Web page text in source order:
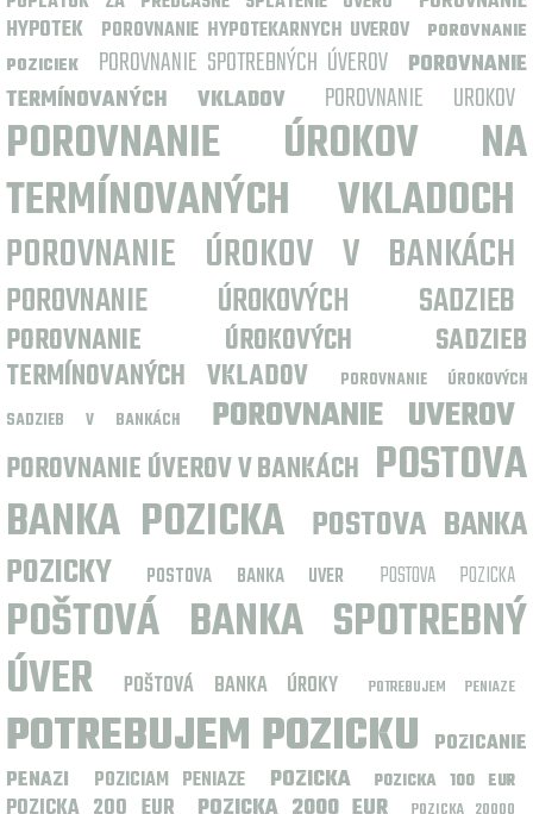
HYPOTEK
POROVNANIE HYPOTEKARNYCH UVEROV
POROVNANIE
POZICIEK
POROVNANIE SPOTREBNÝCH ÚVEROV
POROVNANIE
TERMÍNOVANÝCH VKLADOV
POROVNANIE UROKOV
POROVNANIE ÚROKOV NA
TERMÍNOVANÝCH VKLADOCH
POROVNANIE ÚROKOV V BANKÁCH
POROVNANIE ÚROKOVÝCH SADZIEB
POROVNANIE ÚROKOVÝCH SADZIEB
TERMÍNOVANÝCH VKLADOV
POROVNANIE ÚROKOVÝCH
SADZIEB V BANKÁCH
POROVNANIE UVEROV
POROVNANIE ÚVEROV V BANKÁCH POSTOVA
BANKA POZICKA POSTOVA BANKA
POZICKY
POSTOVA BANKA UVER POSTOVA POZICKA
POŠTOVÁ BANKA SPOTREBNÝ
ÚVER
POŠTOVÁ BANKA ÚROKY POTREBUJEM PENIAZE
POTREBUJEM POZICKU POZICANIE
PENAZI
POZICIAM PENIAZE POZICKA POZICKA 100 EUR